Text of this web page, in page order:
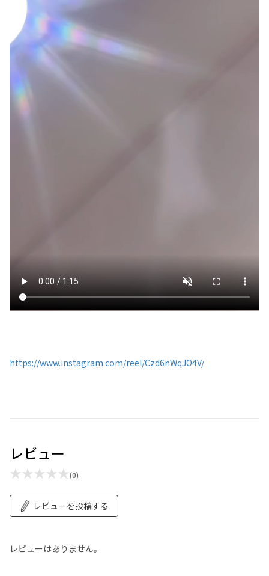
https://www.instagram.com/reel/Czd6nWqJO4V/
レビュー
★★★★★(0)
レビューを投稿する
レビューはありません。